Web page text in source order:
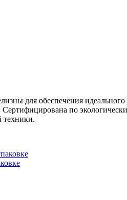
для обеспечения
по
техники.